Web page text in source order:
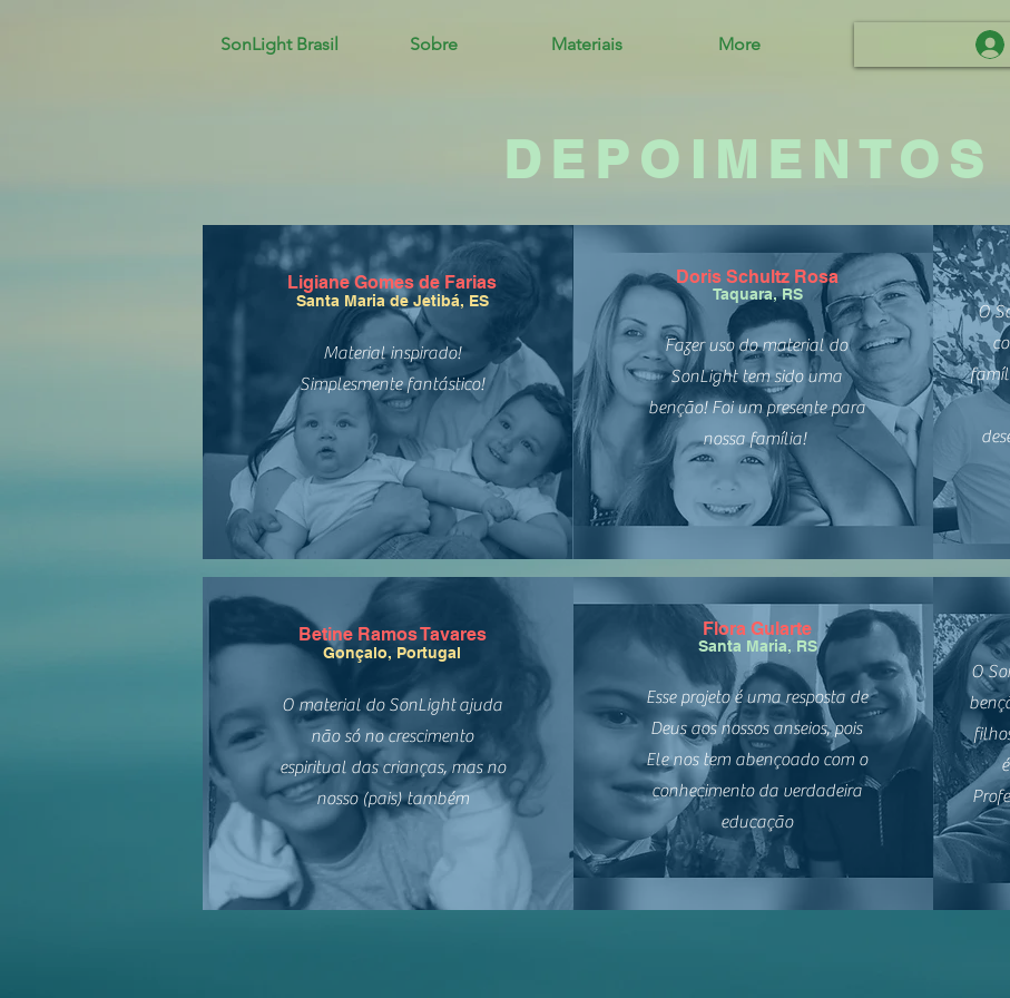
SonLight Brasil Sobre Materiais More
DEPOIMENTOS
Ligiane Gomes de Farias
Santa Maria de Jetibá, ES
Material inspirado!
Simplesmente fantástico!
Doris Schultz Rosa
Taquara, RS
Fazer uso do material do
SonLight tem sido uma
benção! Foi um presente para
nossa família!
O
Betine Ramos Tavares
Gonçalo, Portugal
O material do SonLight ajuda
não só no crescimento
espiritual das crianças, mas no
nosso (pais) também
Flora Gularte
Santa Maria, RS
Esse projeto é uma resposta de
Deus aos nossos anseios, pois
Ele nos tem abençoado com o
conhecimento da verdadeira
educação
O